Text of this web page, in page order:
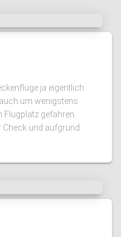
ja eigentlich
um wenigstens
Flugplatz gefahren.
und aufgrund